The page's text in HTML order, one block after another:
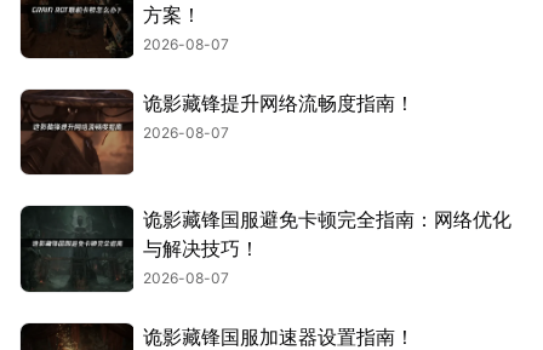
方案！
2026-08-07
诡影藏锋提升网络流畅度指南！
2026-08-07
诡影藏锋国服避免卡顿完全指南：网络优化
与解决技巧！
2026-08-07
诡影藏锋国服加速器设置指南！